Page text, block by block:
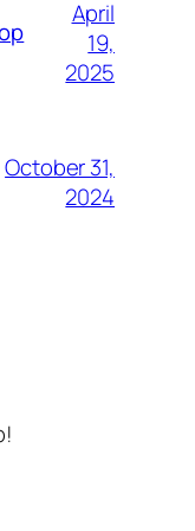
April
19,
2025
October 31,
2024